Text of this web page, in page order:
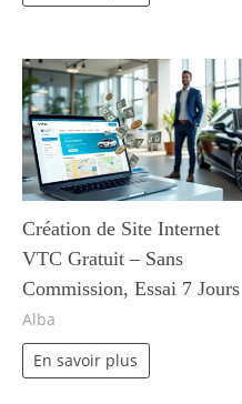
Création de Site Internet
VTC Gratuit – Sans
Commission, Essai 7 Jours
Alba
En savoir plus